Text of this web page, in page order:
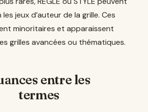
jeux d’auteur de la grille. Ces
minoritaires et apparaissent
grilles avancées ou thématiques.
entre les
termes